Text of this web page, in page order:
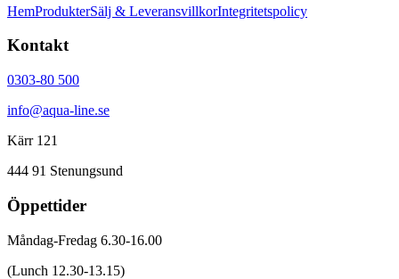
HemProdukterSälj & LeveransvillkorIntegritetspolicy
Kontakt
0303-80 500
info@aqua-line.se
Kärr 121
444 91 Stenungsund
Öppettider
Måndag-Fredag 6.30-16.00
(Lunch 12.30-13.15)